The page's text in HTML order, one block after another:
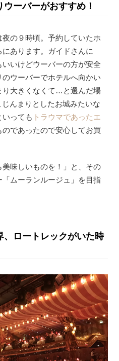
ーバーがおすすめ！
の９時頃。予約していたホ
あります。ガイドさんに
いいけどウーバーの方が安全
ウーバーでホテルへ向かい
り大きくなくて…と選んだ場
んまりとしたお城みたいな
っても トラウマであったエ
であったので安心してお買
味しいものを！」と、その
ムーランルージュ」を目指
、ロートレックがいた時